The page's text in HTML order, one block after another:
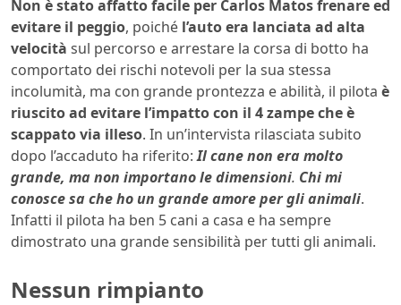
Non è stato affatto facile per Carlos Matos frenare ed
evitare il peggio, poiché l’auto era lanciata ad alta
velocità sul percorso e arrestare la corsa di botto ha
comportato dei rischi notevoli per la sua stessa
incolumità, ma con grande prontezza e abilità, il pilota è
riuscito ad evitare l’impatto con il 4 zampe che è
scappato via illeso. In un’intervista rilasciata subito
dopo l’accaduto ha riferito:Il cane non era molto
grande, ma non importano le dimensioni. Chi mi
conosce sa che ho un grande amore per gli animali.
Infatti il pilota ha ben 5 cani a casa e ha sempre
dimostrato una grande sensibilità per tutti gli animali.
Nessun rimpianto